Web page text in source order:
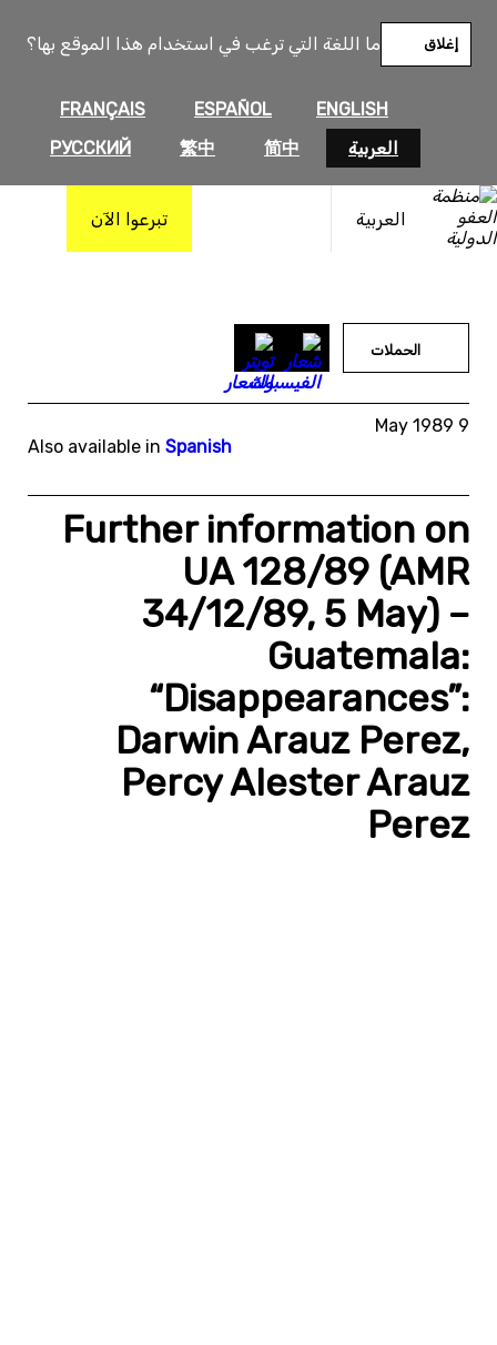
ما اللغة التي ترغب في استخدام هذا الموقع بها؟
ENGLISH
ESPAÑOL
FRANÇAIS
العربية
简中
繁中
РУССКИЙ
إغلاق
العربية تبرعوا الآن
المحتوى
الحملات
9 May 1989
Also available in Spanish
Further information on
UA 128/89 (AMR
34/12/89, 5 May) –
Guatemala:
“Disappearances”:
Darwin Arauz Perez,
Percy Alester Arauz
Perez